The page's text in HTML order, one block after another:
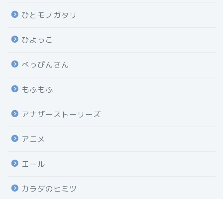
ひとモノガタリ
ひよっこ
べっぴんさん
もふもふ
アナザーストーリーズ
アニメ
エール
カラダのヒミツ